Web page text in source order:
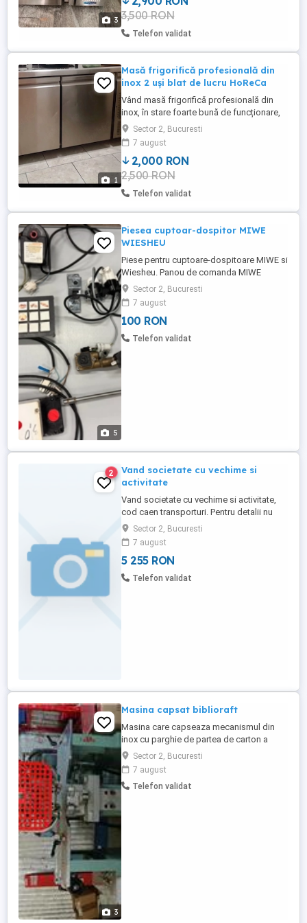
3
240 V 50 Hz Putere: 550 W Agent frigorific:
R290 (110 g) ...
3,500 RON
Telefon validat
1
Masă frigorifică profesională din
inox 2 uși blat de lucru HoReCa
Vând masă frigorifică profesională din
inox, în stare foarte bună de funcționare,
ideală pentru restaurante, cofetării,
patiserii, pizzerii, laboratoare și alte unități
HoReCa.
Sector 2, Bucuresti
7 august
2,000 RON
2,500 RON
Telefon validat
5
Piesea cuptoar-dospitor MIWE
WIESHEU
Piese pentru cuptoare-dospitoare MIWE si
Wiesheu. Panou de comanda MIWE
AERO,MIWE ECONO,MIWE CONDO. Senzor
de temperatura si
umiditate,electrovalva,motor ventilatie .
Sector 2, Bucuresti
7 august
100 RON
Telefon validat
2
Vand societate cu vechime si
activitate
Vand societate cu vechime si activitate,
cod caen transporturi. Pentru detalii nu
ezitati sa ma contactati. Multumesc
anticipat
Sector 2, Bucuresti
7 august
5 255 RON
Telefon validat
3
Masina capsat biblioraft
Masina care capseaza mecanismul din
inox cu parghie de partea de carton a
biblioraftului.
Sector 2, Bucuresti
7 august
Telefon validat